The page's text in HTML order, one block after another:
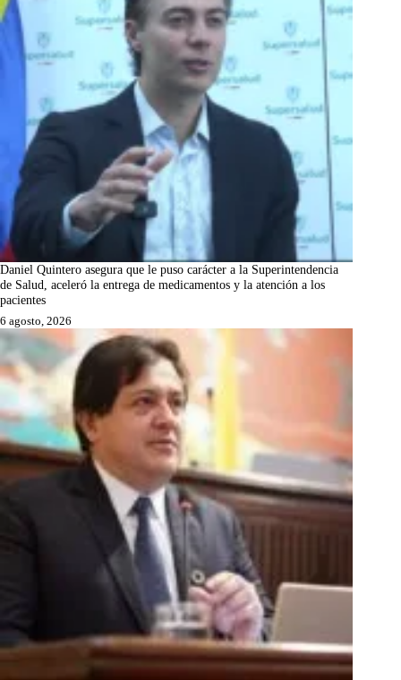
Daniel Quintero asegura que le puso carácter a la Superintendencia
de Salud, aceleró la entrega de medicamentos y la atención a los
pacientes
6 agosto, 2026